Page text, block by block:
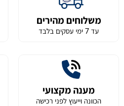
משלוחים מהירים
עד 7 ימי עסקים בלבד
מענה מקצועי
הכוונה וייעוץ לפני רכישה